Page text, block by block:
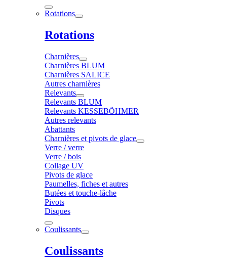
Rotations
Rotations
Charnières
Charnières BLUM
Charnières SALICE
Autres charnières
Relevants
Relevants BLUM
Relevants KESSEBÖHMER
Autres relevants
Abattants
Charnières et pivots de glace
Verre / verre
Verre / bois
Collage UV
Pivots de glace
Paumelles, fiches et autres
Butées et touche-lâche
Pivots
Disques
Coulissants
Coulissants